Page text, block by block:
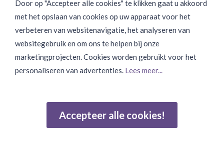
Binnen 24 uur Discreet Bezorgd:
Join Onze Community:
Door op "Accepteer alle cookies" te klikken gaat u akkoord
met het opslaan van cookies op uw apparaat voor het
verbeteren van websitenavigatie, het analyseren van
websitegebruik en om ons te helpen bij onze
marketingprojecten. Cookies worden gebruikt voor het
personaliseren van advertenties. Lees meer...
Accepteer alle cookies!